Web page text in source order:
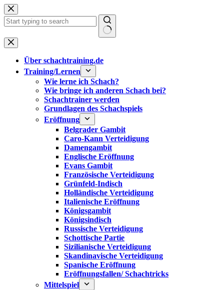
Zum
Inhalt
springen
Keine
Ergebnisse
Über schachtraining.de
Training/Lernen
Wie lerne ich Schach?
Wie bringe ich anderen Schach bei?
Schachtrainer werden
Grundlagen des Schachspiels
Eröffnung
Belgrader Gambit
Caro-Kann Verteidigung
Damengambit
Englische Eröffnung
Evans Gambit
Französische Verteidigung
Grünfeld-Indisch
Holländische Verteidigung
Italienische Eröffnung
Königsgambit
Königsindisch
Russische Verteidigung
Schottische Partie
Sizilianische Verteidigung
Skandinavische Verteidigung
Spanische Eröffnung
Eröffnungsfallen/ Schachtricks
Mittelspiel